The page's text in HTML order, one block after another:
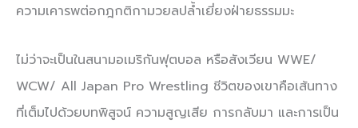
ความเคารพต่อกฎกติกามวยลปล้ำเยี่ยงฝ่ายธรรมมะ
ไม่ว่าจะเป็นในสนามอเมริกันฟุตบอล หรือสังเวียน WWE/
WCW/ All Japan Pro Wrestling ชีวิตของเขาคือเส้นทาง
ที่เต็มไปด้วยบทพิสูจน์ ความสูญเสีย การกลับมา และการเป็น